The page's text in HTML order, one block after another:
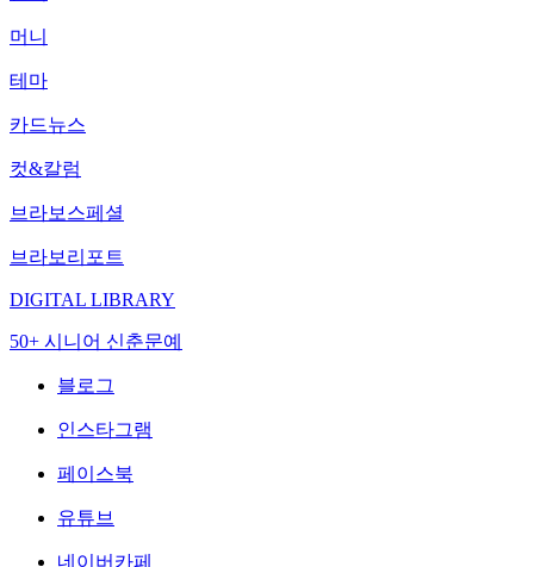
머니
테마
카드뉴스
컷&칼럼
브라보스페셜
브라보리포트
DIGITAL LIBRARY
50+ 시니어 신춘문예
블로그
인스타그램
페이스북
유튜브
네이버카페